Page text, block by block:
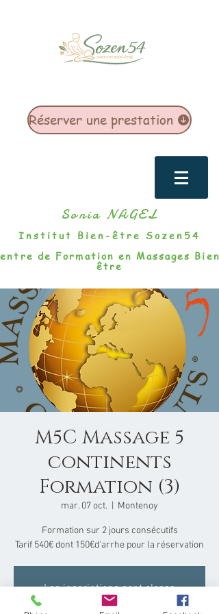
Réserver une prestation
Sonia NAGEL
Institut Bien-être Sozen54
de Formation en Massages Bien-
être
M5C Massage 5
continents
Formation (3)
mar. 07 oct. Montenoy
Formation sur 2 jours consécutifs
Tarif 540€ dont 150€d'arrhe pour la réservation
Les inscriptions sont closes
Voir d'autres événements